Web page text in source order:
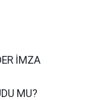
İMZA
MU?